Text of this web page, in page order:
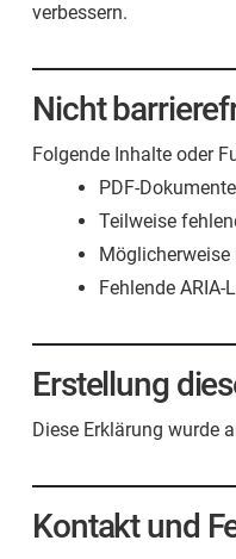
verbessern.
Nicht
Folgende Inhalte oder
PDF-
Teilweise
Möglicherweise
Fehlende
Erstellung
Diese Erklärung wurde
Kontakt und